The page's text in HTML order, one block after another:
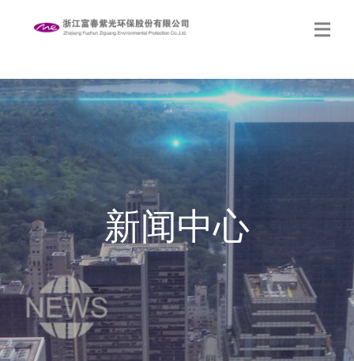
生态修复
关于我们
新闻中心
党的建设
社会责任
联系我们
网站地图
新闻中心